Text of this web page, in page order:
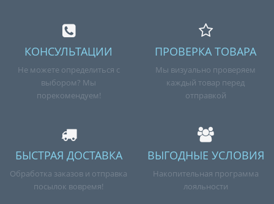
КОНСУЛЬТАЦИИ
Не можете определиться с
выбором? Мы
порекомендуем!
ПРОВЕРКА ТОВАРА
Мы визуально проверяем
каждый товар перед
отправкой
БЫСТРАЯ ДОСТАВКА
Обработка заказов и отправка
посылок вовремя!
ВЫГОДНЫЕ УСЛОВИЯ
Накопительная программа
лояльности